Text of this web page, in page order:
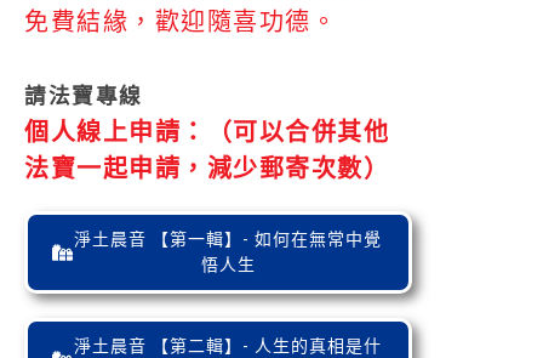
免費結緣，歡迎隨喜功德。
請法寶專線
個人線上申請：（可以合併其他
法寶一起申請，減少郵寄次數）
淨土晨音 【第一輯】- 如何在無常中覺
悟人生
淨土晨音 【第二輯】- 人生的真相是什